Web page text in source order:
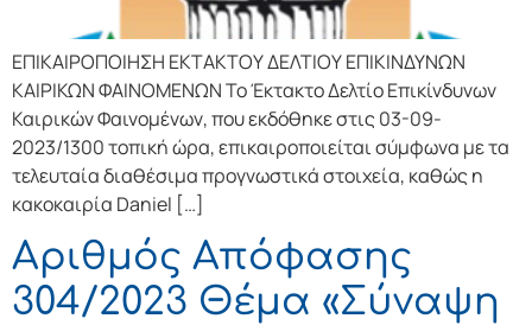
ΕΠΙΚΑΙΡΟΠΟΙΗΣΗ ΕΚΤΑΚΤΟΥ ΔΕΛΤΙΟΥ ΕΠΙΚΙΝΔΥΝΩΝ
ΚΑΙΡΙΚΩΝ ΦΑΙΝΟΜΕΝΩΝ Το Έκτακτο Δελτίο Επικίνδυνων
Καιρικών Φαινομένων, που εκδόθηκε στις 03-09-
2023/1300 τοπική ώρα, επικαιροποιείται σύμφωνα με τα
τελευταία διαθέσιμα προγνωστικά στοιχεία, καθώς η
κακοκαιρία Daniel […]
Αριθμός Απόφασης
304/2023 Θέμα «Σύναψη